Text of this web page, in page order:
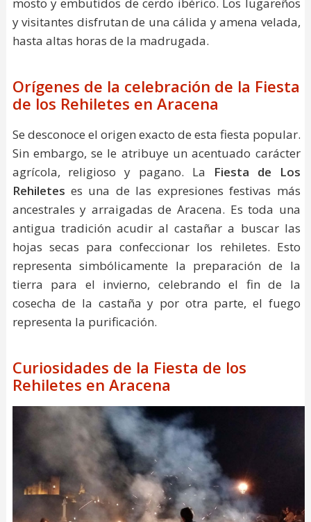
y visitantes disfrutan de una cálida y amena velada,
hasta altas horas de la madrugada.
Orígenes de la celebración de la Fiesta
de los Rehiletes en Aracena
Se desconoce el origen exacto de esta fiesta popular.
Sin embargo, se le atribuye un acentuado carácter
agrícola, religioso y pagano. La Fiesta de Los
Rehiletes es una de las expresiones festivas más
ancestrales y arraigadas de Aracena. Es toda una
antigua tradición acudir al castañar a buscar las
hojas secas para confeccionar los rehiletes. Esto
representa simbólicamente la preparación de la
tierra para el invierno, celebrando el fin de la
cosecha de la castaña y por otra parte, el fuego
representa la purificación.
Curiosidades de la Fiesta de los
Rehiletes en Aracena